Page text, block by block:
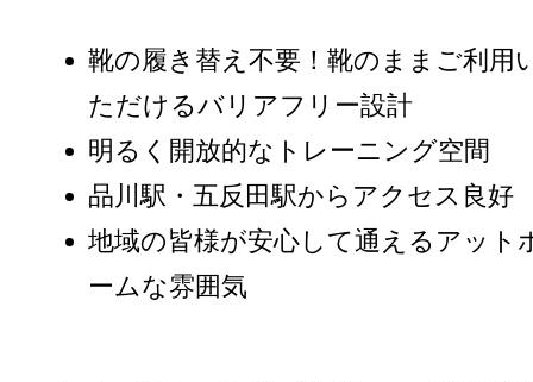
靴の履き替え不要！靴のままご利用
ただけるバリアフリー設計
明るく開放的なトレーニング空間
品川駅・五反田駅からアクセス良好
地域の皆様が安心して通えるアット
ームな雰囲気